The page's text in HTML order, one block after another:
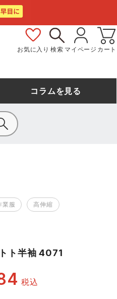
お気に入り 検索 マイページ カート
ア・カッパ
ング
ーシーカシマ
ラディエーター
業服
コラムを見る
業服 高伸縮
ト半袖 4071
税込